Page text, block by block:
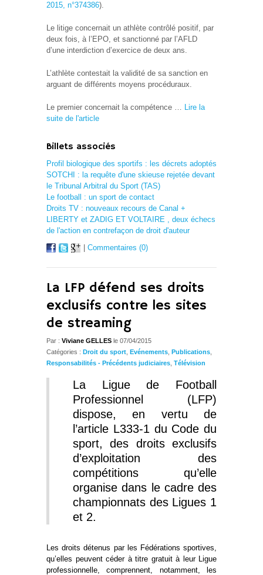
2015, n°374386).
Le litige concernait un athlète contrôlé positif, par
deux fois, à l’EPO, et sanctionné par l’AFLD
d’une interdiction d’exercice de deux ans.
L’athlète contestait la validité de sa sanction en
arguant de différents moyens procéduraux.
Le premier concernait la compétence … Lire la
suite de l'article
Billets associés
Profil biologique des sportifs : les décrets adoptés
SOTCHI : la requête d'une skieuse rejetée devant
le Tribunal Arbitral du Sport (TAS)
Le football : un sport de contact
Droits TV : nouveaux recours de Canal +
LIBERTY et ZADIG ET VOLTAIRE , deux échecs
de l'action en contrefaçon de droit d'auteur
Commentaires (0)
La LFP défend ses droits
exclusifs contre les sites
de streaming
Par : Viviane GELLES le 07/04/2015
Catégories : Droit du sport Evénements Publications
Responsabilités - Précédents judiciaires Télévision
La Ligue de Football
Professionnel (LFP)
dispose, en vertu de
l’article L333-1 du Code du
sport, des droits exclusifs
d’exploitation des
compétitions qu’elle
organise dans le cadre des
championnats des Ligues 1
et 2.
Les droits détenus par les Fédérations sportives,
qu’elles peuvent céder à titre gratuit à leur Ligue
professionnelle, comprennent, notamment, les